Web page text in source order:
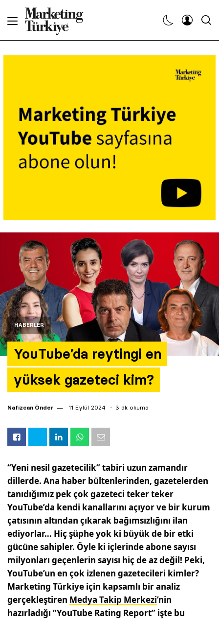
HABERLER
YouTube’da reytingi en
yüksek gazeteci kim?
Nafizcan Önder 11 Eylül 2024 3 dk okuma
“Yeni nesil gazetecilik” tabiri uzun zamandır
dillerde. Ana haber bültenlerinden, gazetelerden
tanıdığımız pek çok gazeteci teker teker
YouTube’da kendi kanallarını açıyor ve bir kurum
çatısının altından çıkarak bağımsızlığını ilan
ediyorlar… Hiç şüphe yok ki büyük de bir etki
gücüne sahipler. Öyle ki içlerinde abone sayısı
milyonları geçenlerin sayısı hiç de az değil! Peki,
YouTube’un en çok izlenen gazetecileri kimler?
Marketing Türkiye için kapsamlı bir analiz
gerçekleştiren Medya Takip Merkezi’nin
hazırladığı “YouTube Rating Report” işte bu
Dergiler
Etkinlikler
Araştırma